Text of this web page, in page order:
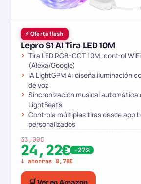
⚡ Oferta flash
Lepro S1 AI Tira LED 10M
Tira LED RGB+CCT 10M, control
(Alexa/Google)
IA LightGPM 4: diseña iluminación
de voz
Sincronización musical automática
LightBeats
Controla múltiples tiras desde app
personalizados
33,00€
24,22€ -27%
↓ ahorras 8,78€
🛒 Ver en Amazon